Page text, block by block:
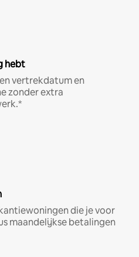
hebt
vertrekdatum en
zonder extra
die je voor
maandelijkse betalingen